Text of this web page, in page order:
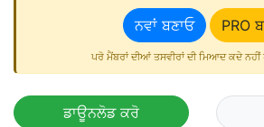
ਨਵਾਂ ਬਣਾਓ PRO
ਪਰੋ ਮੈਂਬਰਾਂ ਦੀਆਂ ਤਸਵੀਰਾਂ ਦੀ ਮਿਆਦ ਕਦੇ ਨਹੀਂ
ਡਾਊਨਲੋਡ ਕਰੋ